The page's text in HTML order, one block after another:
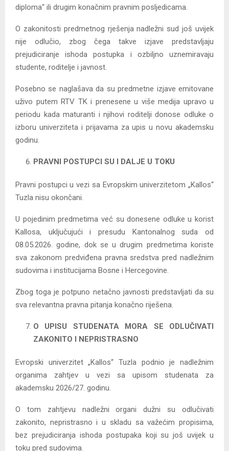
diploma“ ili drugim konačnim pravnim posljedicama.
O zakonitosti predmetnog rješenja nadležni sud još uvijek
nije odlučio, zbog čega takve izjave predstavljaju
prejudiciranje ishoda postupka i ozbiljno uznemiravaju
studente, roditelje i javnost.
Posebno se naglašava da su predmetne izjave emitovane
uživo putem RTV TK i prenesene u više medija upravo u
periodu kada maturanti i njihovi roditelji donose odluke o
izboru univerziteta i prijavama za upis u novu akademsku
godinu.
PRAVNI POSTUPCI SU I DALJE U TOKU
Pravni postupci u vezi sa Evropskim univerzitetom „Kallos“
Tuzla nisu okončani.
U pojedinim predmetima već su donesene odluke u korist
Kallosa, uključujući i presudu Kantonalnog suda od
08.05.2026. godine, dok se u drugim predmetima koriste
sva zakonom predviđena pravna sredstva pred nadležnim
sudovima i institucijama Bosne i Hercegovine.
Zbog toga je potpuno netačno javnosti predstavljati da su
sva relevantna pravna pitanja konačno riješena.
O UPISU STUDENATA MORA SE ODLUČIVATI
ZAKONITO I NEPRISTRASNO
Evropski univerzitet „Kallos“ Tuzla podnio je nadležnim
organima zahtjev u vezi sa upisom studenata za
akademsku 2026/27. godinu.
O tom zahtjevu nadležni organi dužni su odlučivati
zakonito, nepristrasno i u skladu sa važećim propisima,
bez prejudiciranja ishoda postupaka koji su još uvijek u
toku pred sudovima.